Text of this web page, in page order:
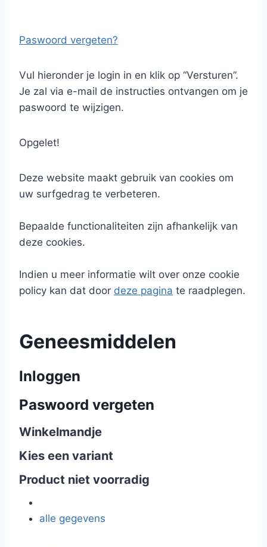
Paswoord vergeten?
Vul hieronder je login in en klik op “Versturen”.
Je zal via e-mail de instructies ontvangen om je
paswoord te wijzigen.
Opgelet!
Deze website maakt gebruik van cookies om
uw surfgedrag te verbeteren.
Bepaalde functionaliteiten zijn afhankelijk van
deze cookies.
Indien u meer informatie wilt over onze cookie
policy kan dat door deze pagina te raadplegen.
Geneesmiddelen
Inloggen
Paswoord vergeten
Winkelmandje
Kies een variant
Product niet voorradig
alle gegevens